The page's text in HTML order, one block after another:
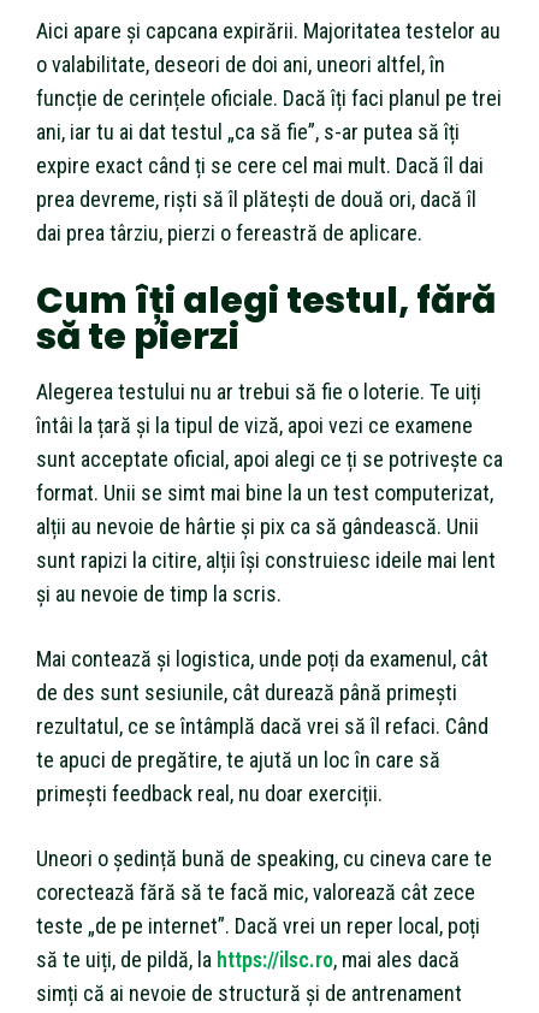
Aici apare și capcana expirării. Majoritatea testelor au
o valabilitate, deseori de doi ani, uneori altfel, în
funcție de cerințele oficiale. Dacă îți faci planul pe trei
ani, iar tu ai dat testul „ca să fie”, s-ar putea să îți
expire exact când ți se cere cel mai mult. Dacă îl dai
prea devreme, riști să îl plătești de două ori, dacă îl
dai prea târziu, pierzi o fereastră de aplicare.
Cum îți alegi testul, fără
să te pierzi
Alegerea testului nu ar trebui să fie o loterie. Te uiți
întâi la țară și la tipul de viză, apoi vezi ce examene
sunt acceptate oficial, apoi alegi ce ți se potrivește ca
format. Unii se simt mai bine la un test computerizat,
alții au nevoie de hârtie și pix ca să gândească. Unii
sunt rapizi la citire, alții își construiesc ideile mai lent
și au nevoie de timp la scris.
Mai contează și logistica, unde poți da examenul, cât
de des sunt sesiunile, cât durează până primești
rezultatul, ce se întâmplă dacă vrei să îl refaci. Când
te apuci de pregătire, te ajută un loc în care să
primești feedback real, nu doar exerciții.
Uneori o ședință bună de speaking, cu cineva care te
corectează fără să te facă mic, valorează cât zece
teste „de pe internet”. Dacă vrei un reper local, poți
să te uiți, de pildă, la https://ilsc.ro, mai ales dacă
simți că ai nevoie de structură și de antrenament